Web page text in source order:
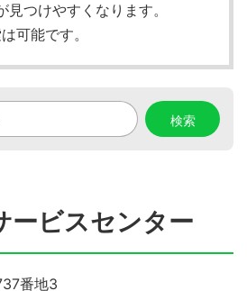
つけやすくなります。
可能です。
ービスセンター
番地3